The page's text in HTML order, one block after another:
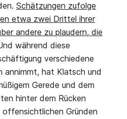
Schätzungen zufolge
etwa zwei Drittel ihrer
andere zu plaudern, die
während diese
verschiedene
annimmt, hat Klatsch und
Gerede und dem
hinter dem Rücken
Gründen